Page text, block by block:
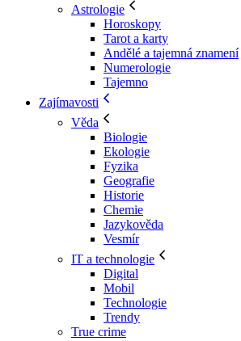
Astrologie
Horoskopy
Tarot a karty
Andělé a tajemná znamení
Numerologie
Tajemno
Zajímavosti
Věda
Biologie
Ekologie
Fyzika
Geografie
Historie
Chemie
Jazykověda
Vesmír
IT a technologie
Digital
Mobil
Technologie
Trendy
True crime